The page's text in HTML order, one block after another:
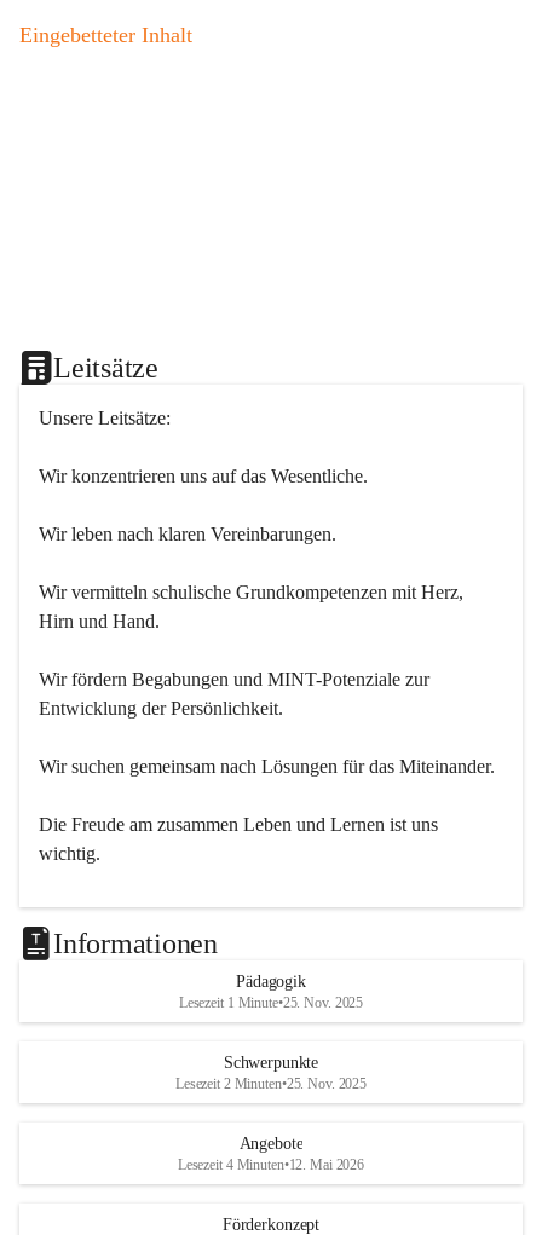
o
Eingebetteter Inhalt
Leitsätze
Unsere Leitsätze:
Wir konzentrieren uns auf das Wesentliche.
Wir leben nach klaren Vereinbarungen.
Wir vermitteln schulische Grundkompetenzen mit Herz,
Hirn und Hand.
Wir fördern Begabungen und MINT-Potenziale zur
Entwicklung der Persönlichkeit.
Wir suchen gemeinsam nach Lösungen für das Miteinander.
Die Freude am zusammen Leben und Lernen ist uns
wichtig.
Informationen
Pädagogik
Lesezeit 1 Minute•25. Nov. 2025
Schwerpunkte
Lesezeit 2 Minuten•25. Nov. 2025
Angebote
Lesezeit 4 Minuten•12. Mai 2026
Förderkonzept